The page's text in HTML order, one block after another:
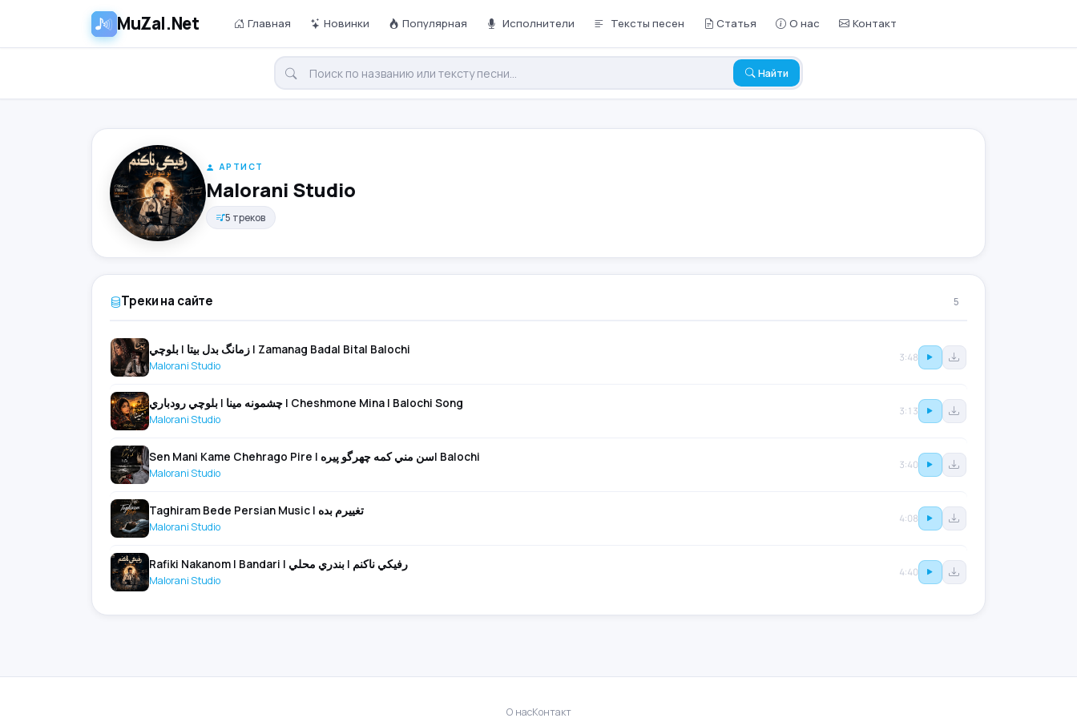
MuZal.Net Главная Новинки Популярная Исполнители Тексты песен Статья О нас Контакт
Найти
АРТИСТ
Malorani Studio
5 треков
Треки на сайте 5
زمانگ بدل بيتا | بلوچي | Zamanag Badal Bita| Balochi
Malorani Studio
3:48
چشمونه مينا | بلوچي رودباري | Cheshmone Mina | Balochi Song
Malorani Studio
3:13
Sen Mani Kame Chehrago Pire | سن مني كمه چهرگو پيره| Balochi
Malorani Studio
3:40
Taghiram Bede Persian Music | تغييرم بده
Malorani Studio
4:08
Rafiki Nakanom | Bandari | رفيكي ناكنم | بندري محلي
Malorani Studio
4:40
О насКонтакт